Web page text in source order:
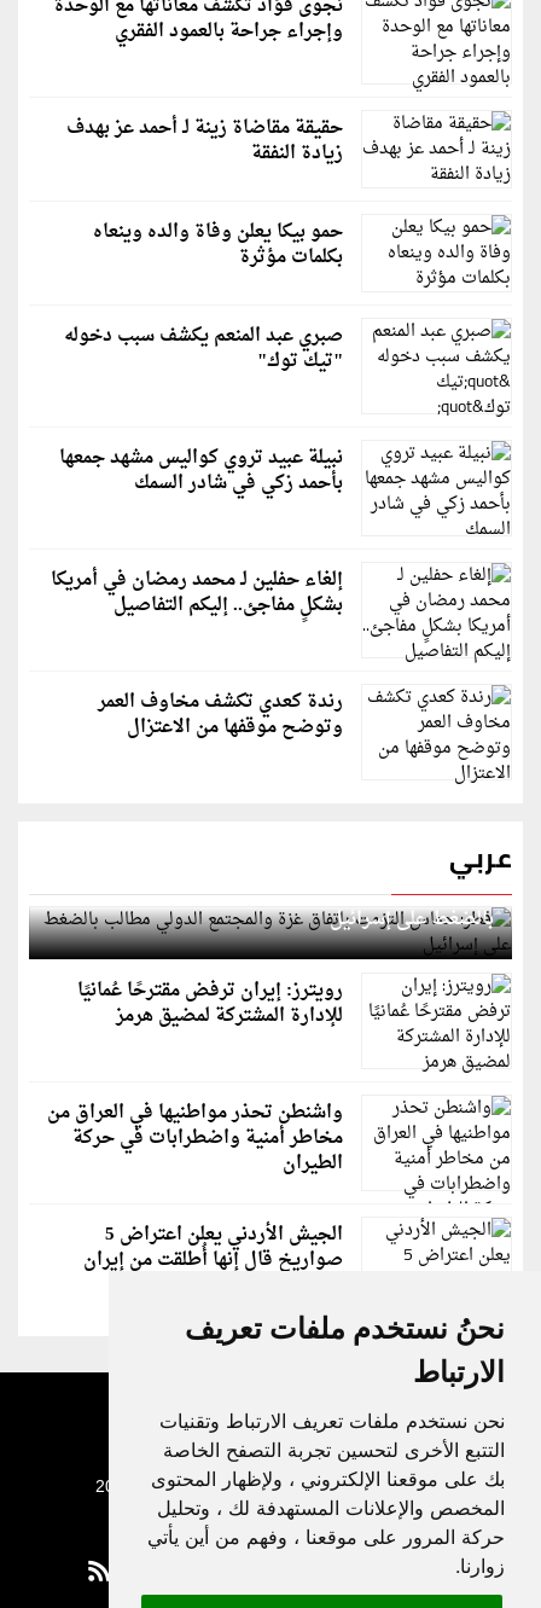
نحنُ نستخدم ملفات تعريف
الارتباط
نحن نستخدم ملفات تعريف الارتباط وتقنيات
التتبع الأخرى لتحسين تجربة التصفح الخاصة
بك على موقعنا الإلكتروني ، ولإظهار المحتوى
المخصص والإعلانات المستهدفة لك ، وتحليل
حركة المرور على موقعنا ، وفهم من أين يأتي
زوارنا.
نجوى فؤاد تكشف معاناتها مع الوحدة
وإجراء جراحة بالعمود الفقري
حقيقة مقاضاة زينة لـ أحمد عز بهدف
زيادة النفقة
حمو بيكا يعلن وفاة والده وينعاه
بكلمات مؤثرة
صبري عبد المنعم يكشف سبب دخوله
"تيك توك"
نبيلة عبيد تروي كواليس مشهد جمعها
بأحمد زكي في شادر السمك
إلغاء حفلين لـ محمد رمضان في أمريكا
بشكلٍ مفاجئ.. إليكم التفاصيل
رندة كعدي تكشف مخاوف العمر
وتوضح موقفها من الاعتزال
عربي
قطر: حماس التزمت باتفاق غزة والمجتمع الدولي مطالب
بالضغط على إسرائيل
رويترز: إيران ترفض مقترحًا عُمانيًا
للإدارة المشتركة لمضيق هرمز
واشنطن تحذر مواطنيها في العراق من
مخاطر أمنية واضطرابات في حركة
الطيران
الجيش الأردني يعلن اعتراض 5
صواريخ قال إنها أُطلقت من إيران
جميع الحقوق محفوظة لدنيا الوطن © 2003 - 2022